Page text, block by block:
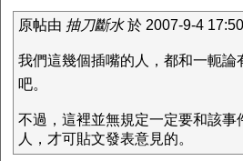
原帖由 抽刀斷水於 2007-9-4
我們這幾個插嘴的人，都和一軛論
吧。
不過，這裡並無規定一定要和該事
人，才可貼文發表意見的。